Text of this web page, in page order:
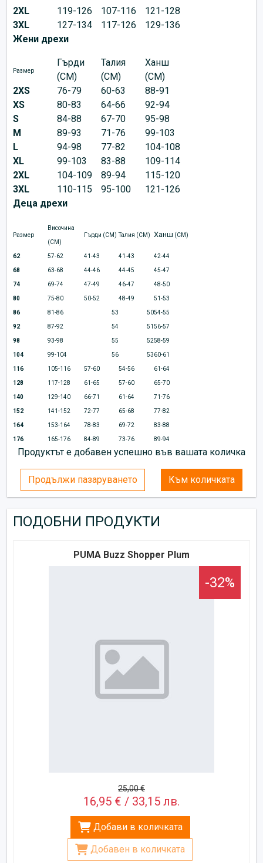
2XL
119-126 107-116
121-128
3XL
127-134 117-126
129-136
Жени дрехи
Размер
Гърди
(CM)
Талия
(CM)
Ханш
(CM)
2XS
76-79 60-63
88-91
XS
80-83 64-66
92-94
S
84-88 67-70
95-98
M
89-93 71-76
99-103
L
94-98 77-82
104-108
XL
99-103 83-88
109-114
2XL
104-109 89-94
115-120
3XL
110-115 95-100
121-126
Деца дрехи
Размер
Височина
(CM)
Гърди (CM) Талия (CM) Ханш (CM)
62 57-62 41-43 41-43 42-44
68 63-68 44-46 44-45 45-47
74 69-74 47-49 46-47 48-50
80 75-80 50-52 48-49 51-53
86 81-86 53 5054-55
92 87-92 54 5156-57
98 93-98 55 5258-59
104 99-104 56 5360-61
116 105-116 57-60 54-56 61-64
128 117-128 61-65 57-60 65-70
140 129-140 66-71 61-64 71-76
152 141-152 72-77 65-68 77-82
164 153-164 78-83 69-72 83-88
176 165-176 84-89 73-76 89-94
Продуктът е добавен успешно във вашата количка
Продължи пазаруването Към количката
ПОДОБНИ ПРОДУКТИ
PUMA Buzz Shopper Plum
-32%
25,00 €
16,95 € / 33,15 лв.
Добави в количката
Добавен в количката